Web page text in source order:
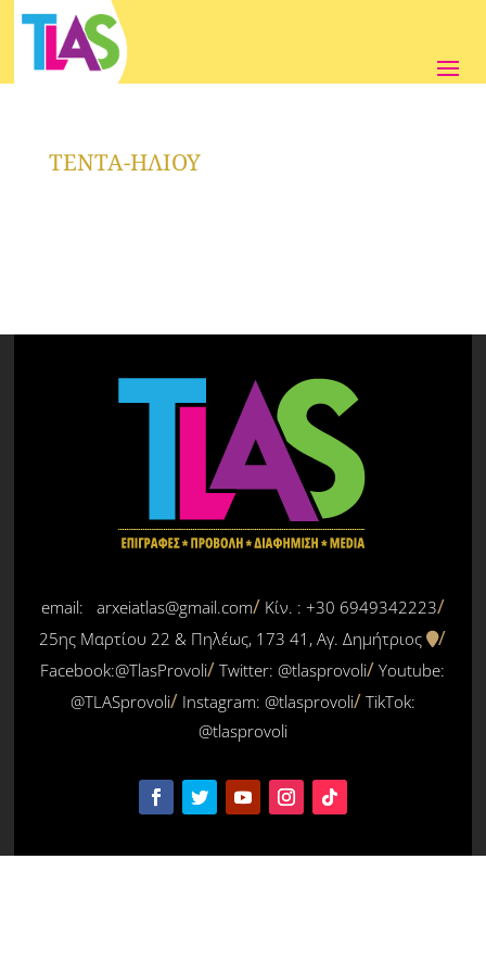
ΤΕΝΤΑ-ΗΛΙΟΥ
email: arxeiatlas@gmail.com
Κίν. : +30 6949342223
25ης Μαρτίου 22 & Πηλέως, 173 41, Αγ. Δημήτριος
Facebook:@TlasProvoli Twitter:@tlasprovoli Youtube:
@TLASprovoli
Instagram: @tlasprovoli TikTok:
@tlasprovoli